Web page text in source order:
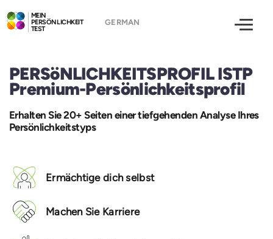
MEIN
PERSÖNLICHKEIT
TEST
PERSöNLICHKEITSPROFIL ISTP
Premium-Persönlichkeitsprofil
Erhalten Sie 20+ Seiten einer tiefgehenden Analyse Ihres
Persönlichkeitstyps
Ermächtige dich selbst
Machen Sie Karriere